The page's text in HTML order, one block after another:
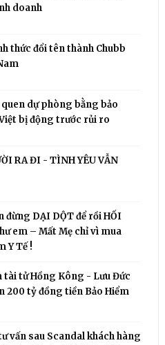
doanh
thức đổi tên thành Chubb
quen dự phòng bằng bảo
bị động trước rủi ro
RA ĐI - TÌNH YÊU VẪN
đừng DẠI DỘT để rồi HỐI
em – Mất Mẹ chỉ vì mua
Y Tế !
tài tử Hồng Kông - Lưu Đức
200 tỷ đồng tiền Bảo Hiểm
vấn sau Scandal khách hàng